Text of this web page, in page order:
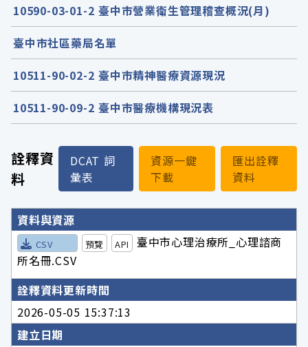
詮釋資
料
DCAT 詞
彙表
資源一鍵
下載
匯出詮釋
資料
詮釋資料詳細內容
資料與資源
CSV 預覽 API
臺中市心理治療所_心理諮商
所名冊.CSV
詮釋資料更新時間
2026-05-05 15:37:13
建立日期
10590-03-01-2 臺中市營業衛生管理稽查概況(月)
臺中市社區藥局名單
10511-90-02-2 臺中市精神醫療資源現況
10511-90-09-2 臺中市醫療機構現況表